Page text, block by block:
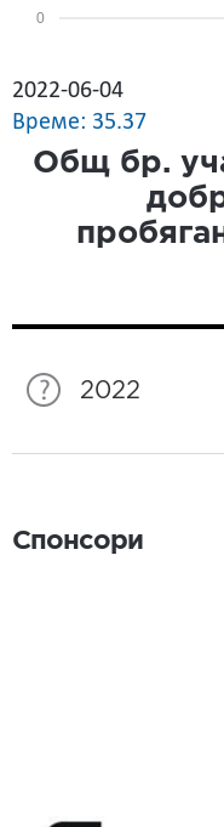
0
2022-06-04
Време: 35.37
Общ бр.
2022
Спонсори